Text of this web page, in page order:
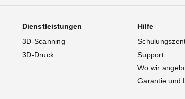
Dienstleistungen
3D-Scanning
3D-Druck
Hilfe
Support
Wo wir
Garantie und